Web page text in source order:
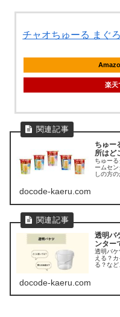
チャオちゅーる まぐ
楽天
ちゅー
所はど
ちゅー
ームセ
しの方
docode-kaeru.com
透明バ
ンター
透明バ
える？
る？な
docode-kaeru.com